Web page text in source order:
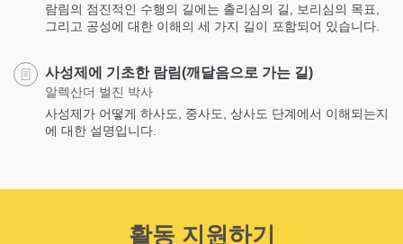
람림의 점진적인 수행의 길에는 출리심의 길, 보리심의 목표,
그리고 공성에 대한 이해의 세 가지 길이 포함되어 있습니다.
사성제에 기초한 람림(깨달음으로 가는 길)
알렉산더 벌진 박사
사성제가 어떻게 하사도, 중사도, 상사도 단계에서 이해되는지
에 대한 설명입니다.
활동 지원하기